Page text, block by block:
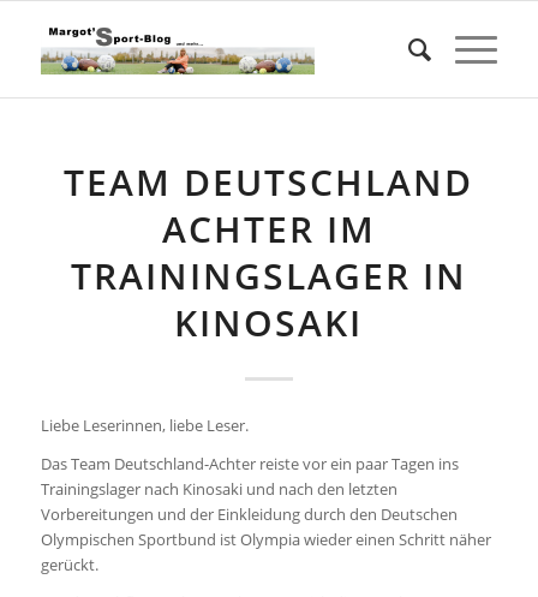
TEAM DEUTSCHLAND
ACHTER IM
TRAININGSLAGER IN
KINOSAKI
Liebe Leserinnen, liebe Leser.
Das Team Deutschland-Achter reiste vor ein paar Tagen ins
Trainingslager nach Kinosaki und nach den letzten
Vorbereitungen und der Einkleidung durch den Deutschen
Olympischen Sportbund ist Olympia wieder einen Schritt näher
gerückt.